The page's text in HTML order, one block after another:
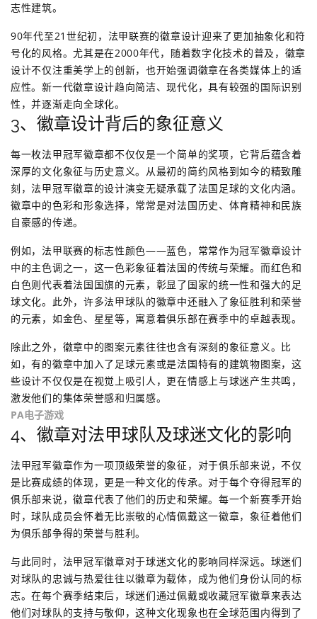
志性建筑。
90年代至21世纪初，法甲联赛的徽章设计迎来了更加抽象化和符
号化的风格。尤其是在2000年代，随着数字化技术的普及，徽章
设计不仅注重美学上的创新，也开始强调徽章在各类媒体上的适
应性。新一代徽章设计趋向简洁、现代化，具有较强的国际识别
性，并逐渐走向全球化。
3、徽章设计背后的象征意义
每一枚法甲冠军徽章都不仅仅是一个简单的奖项，它背后蕴含着
深厚的文化象征与历史意义。从最初的简约风格到如今的精致雕
刻，法甲冠军徽章的设计演变无疑承载了法国足球的文化内涵。
徽章中的色彩和形象选择，常常是对法国历史、体育精神和民族
自豪感的传递。
例如，法甲联赛的标志性颜色——蓝色，常常作为冠军徽章设计
中的主色调之一，这一色彩象征着法国的传统与荣耀。而红色和
白色则代表着法国国旗的元素，彰显了国家的统一性和强大的足
球文化。此外，许多法甲球队的徽章中还融入了象征胜利和荣誉
的元素，如金色、星星等，寓意着俱乐部在赛季中的卓越表现。
除此之外，徽章中的图案元素往往也含有深刻的象征意义。比
如，有的徽章中加入了足球元素或是法国特有的建筑物图案，这
些设计不仅仅是在视觉上吸引人，更在情感上与球迷产生共鸣，
激发他们的集体荣誉感和归属感。
PA电子游戏
4、徽章对法甲球队及球迷文化的影响
法甲冠军徽章作为一项顶级荣誉的象征，对于俱乐部来说，不仅
是比赛成绩的体现，更是一种文化的传承。对于每个夺得冠军的
俱乐部来说，徽章代表了他们的历史和荣耀。每一个新赛季开始
时，球队成员会怀着无比崇敬的心情佩戴这一徽章，象征着他们
为俱乐部争得的荣誉与胜利。
与此同时，法甲冠军徽章对于球迷文化的影响同样深远。球迷们
对球队的忠诚与热爱往往以徽章为载体，成为他们身份认同的标
志。在每个赛季结束后，球迷们通过佩戴或收藏冠军徽章来表达
他们对球队的支持与敬仰，这种文化现象也在全球范围内得到了